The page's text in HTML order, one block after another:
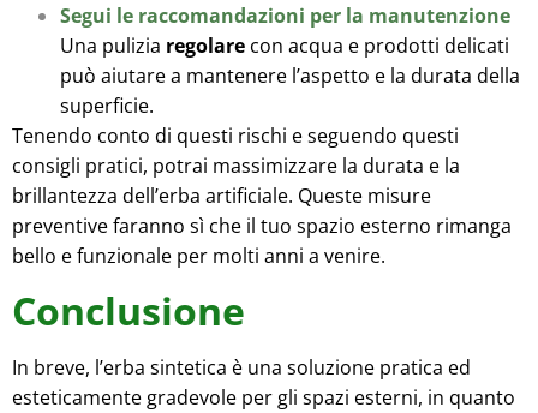
Segui le raccomandazioni per la manutenzione
Una pulizia regolare con acqua e prodotti delicati
può aiutare a mantenere l’aspetto e la durata della
superficie.
Tenendo conto di questi rischi e seguendo questi
consigli pratici, potrai massimizzare la durata e la
brillantezza dell’erba artificiale. Queste misure
preventive faranno sì che il tuo spazio esterno rimanga
bello e funzionale per molti anni a venire.
Conclusione
In breve, l’erba sintetica è una soluzione pratica ed
esteticamente gradevole per gli spazi esterni, in quanto